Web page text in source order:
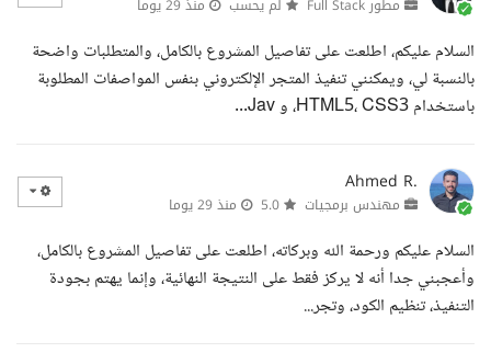
مطور Full Stack لم يحسب منذ 29 يوما
السلام عليكم، اطلعت على تفاصيل المشروع بالكامل، والمتطلبات واضحة
بالنسبة لي، ويمكنني تنفيذ المتجر الإلكتروني بنفس المواصفات المطلوبة
باستخدام HTML5، CSS3، و Jav...
Ahmed R.
مهندس برمجيات منذ 29 يوما
السلام عليكم ورحمة الله وبركاته، اطلعت على تفاصيل المشروع بالكامل،
وأعجبني جدا أنه لا يركز فقط على النتيجة النهائية، وإنما يهتم بجودة
التنفيذ، تنظيم الكود، وتجر...